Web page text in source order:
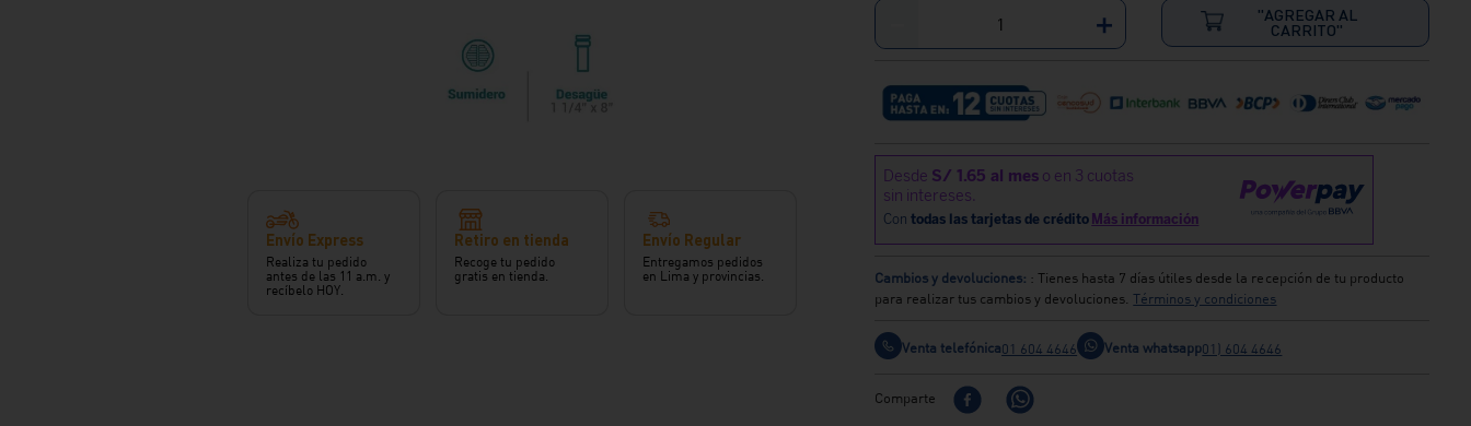
Envío Express
Realiza tu pedido
antes de las 11 a.m. y
recíbelo HOY.
Retiro en tienda
Recoge tu pedido
gratis en tienda.
Envío Regular
Entregamos pedidos
en Lima y provincias.
＋ "AGREGAR AL
CARRITO"
Cambios y devoluciones: : Tienes hasta 7 días útiles desde la recepción de tu producto
para realizar tus cambios y devoluciones.Términos y condiciones
Venta telefónica01 604 4646 Venta whatsapp01) 604 4646
Comparte